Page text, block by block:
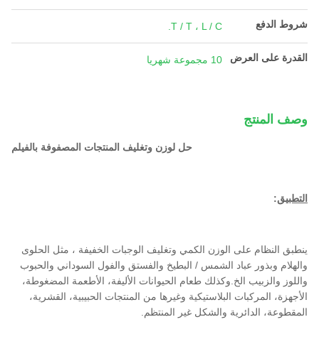
شروط الدفع T / T ، L / C.
القدرة على العرض 10 مجموعة شهريا
وصف المنتج
حل لوزن وتغليف المنتجات المصفوفة بالفيلم
التطبيق:
ينطبق النظام على الوزن الكمي وتغليف الوجبات الخفيفة ، مثل الحلوى
والهلام وبذور عباد الشمس / البطيخ والفستق والفول السوداني والحبوب
واللوز والزبيب الخ.وكذلك طعام الحيوانات الأليفة، الأطعمة المضغوطة،
الأجهزة، المركبات البلاستيكية وغيرها من المنتجات الحبيبية، القشرية،
المقطوعة، الدائرية والشكل غير المنتظم.